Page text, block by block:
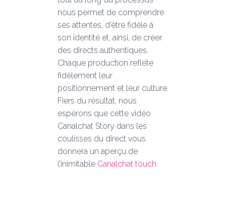
nous permet de comprendre
ses attentes, d’être fidèle à
son identité et, ainsi, de créer
des directs authentiques.
Chaque production reflète
fidèlement leur
positionnement et leur culture.
Fiers du résultat, nous
espérons que cette vidéo
Canalchat Story dans les
coulisses du direct vous
donnera un aperçu de
l’inimitable Canalchat touch.